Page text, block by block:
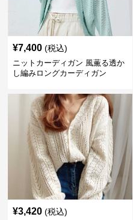
¥7,400 (税込)
ニットカーディガン 風薫る透か
し編みロングカーディガン
¥3,420 (税込)